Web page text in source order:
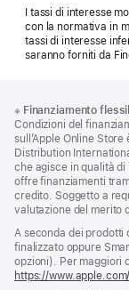
I tassi di interesse
con la normativa in
tassi di interesse
saranno forniti da
di
pagina
a
piè
di
pagina
※ Finanziamento
Condizioni del
sull’Apple Online
Distribution
che agisce in qualità
offre finanziamenti
credito. Soggetto a
valutazione del merito
A seconda dei prodotti
finalizzato oppure
opzioni). Per maggiori
https://